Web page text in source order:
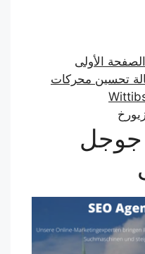
الأولى
تحسين محركات
جوجل